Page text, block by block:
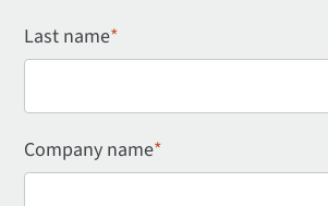
Last name*
Company name*